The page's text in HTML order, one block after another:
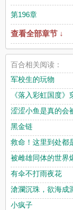
第196章
查看全部章节 ↓
百合相关阅读：
军校生的玩物
《落入彩虹国度
涩涩小鱼是真的会
黑金链
救命！这里到处都
被雌雄同体的世界
有伞不打雨夜花
滄瀾沉珠，欲海成
小疯子